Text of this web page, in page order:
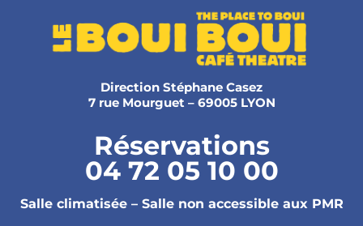
Direction Stéphane Casez
7 rue Mourguet – 69005 LYON
Réservations
04 72 05 10 00
Salle climatisée – Salle non accessible aux PMR